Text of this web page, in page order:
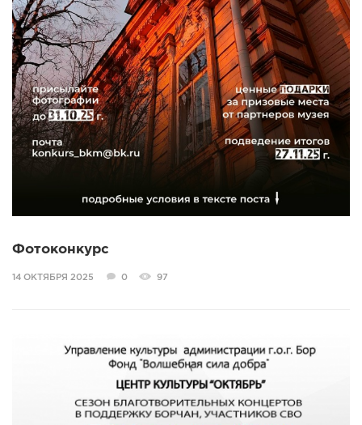
Фотоконкурс
14 ОКТЯБРЯ 2025 0 97